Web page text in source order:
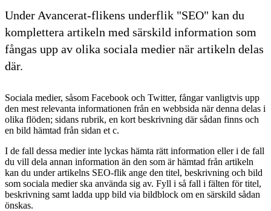
Under Avancerat-flikens underflik "SEO" kan du
komplettera artikeln med särskild information som
fångas upp av olika sociala medier när artikeln delas
där.
Sociala medier, såsom Facebook och Twitter, fångar vanligtvis upp
den mest relevanta informationen från en webbsida när denna delas i
olika flöden; sidans rubrik, en kort beskrivning där sådan finns och
en bild hämtad från sidan et c.
I de fall dessa medier inte lyckas hämta rätt information eller i de fall
du vill dela annan information än den som är hämtad från artikeln
kan du under artikelns SEO-flik ange den titel, beskrivning och bild
som sociala medier ska använda sig av. Fyll i så fall i fälten för titel,
beskrivning samt ladda upp bild via bildblock om en särskild sådan
önskas.